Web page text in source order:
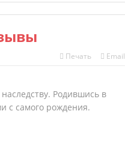
Печать Email
Родившись в
с самого рождения.